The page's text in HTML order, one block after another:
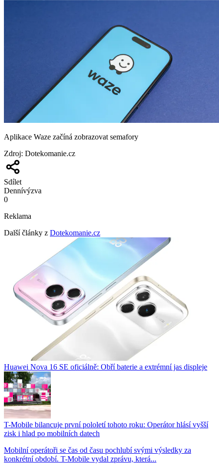
Aplikace Waze začíná zobrazovat semafory
Zdroj: Dotekomanie.cz
Sdílet
Dennívýzva
0
Reklama
Další články z Dotekomanie.cz
Huawei Nova 16 SE oficiálně: Obří baterie a extrémní jas displeje
T-Mobile bilancuje první pololetí tohoto roku: Operátor hlásí vyšší
zisk i hlad po mobilních datech
Mobilní operátoři se čas od času pochlubí svými výsledky za
konkrétní období. T-Mobile vydal zprávu, která...